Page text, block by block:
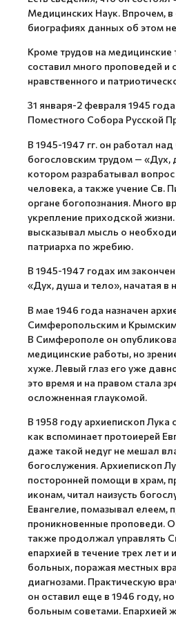
Медицинских Наук. Впрочем,
биографиях данных об этом
Кроме трудов на медицинские
составил много проповедей и
нравственного и
31 января-2 февраля 1945
Поместного Собора Русской
В 1945-1947 гг. он работал
богословским трудом — «Дух,
котором разрабатывал
человека, а также учение Св.
органе богопознания. Много
укрепление приходской
высказывал мысль о
патриарха по жребию.
В 1945-1947 годах им
«Дух, душа и тело», начатая в
В мае 1946 года назначен
Симферопольским и
В Симферополе он
медицинские работы, но
хуже. Левый глаз его уже
это время и на правом стала
осложненная глаукомой.
В 1958 году архиепископ
как вспоминает протоиерей
даже такой недуг не мешал
богослужения. Архиепископ
посторонней помощи в храм,
иконам, читал наизусть
Евангелие, помазывал елеем,
проникновенные проповеди.
также продолжал управлять
епархией в течение трех лет и
больных, поражая местных
диагнозами. Практическую
он оставил еще в 1946 году,
больным советами. Епархией